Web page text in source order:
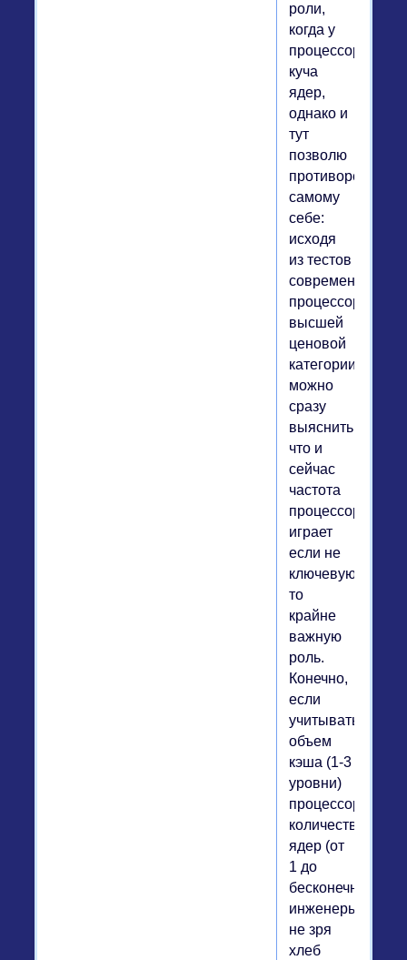
роли,
когда у
процессора
куча
ядер,
однако и
тут
позволю
противоречить
самому
себе:
исходя
из тестов
современных
процессоров
высшей
ценовой
категории,
можно
сразу
выяснить,
что и
сейчас
частота
процессора
играет
если не
ключевую,
то
крайне
важную
роль.
Конечно,
если
учитывать
объем
кэша (1-3
уровни)
процессора,
количество
ядер (от
1 до
бесконечности,
инженеры
не зря
хлеб